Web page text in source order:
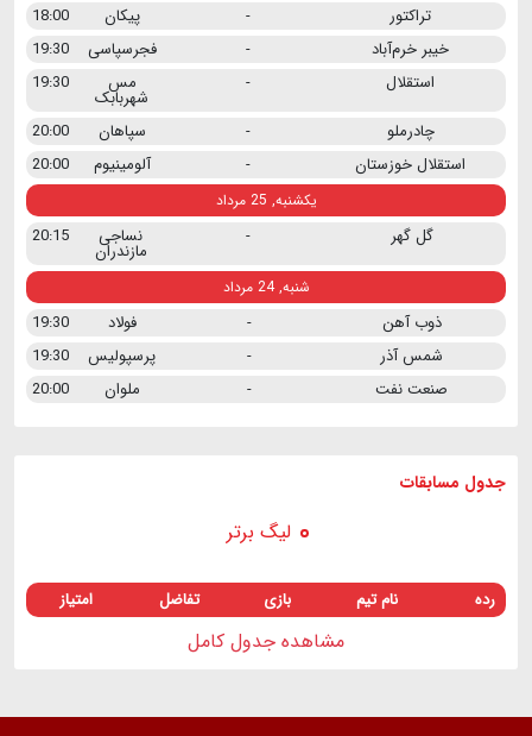
تراکتور - پیکان
18:00
خیبر خرم‌آباد
- فجرسپاسی
19:30
استقلال
- مس
شهربابک
19:30
چادرملو
- سپاهان
20:00
استقلال خوزستان
- آلومینیوم 20:00
یکشنبه, 25 مرداد
گل گهر - نساجی
مازندران
20:15
شنبه, 24 مرداد
ذوب آهن - فولاد
19:30
شمس آذر
- پرسپولیس
19:30
صنعت نفت
- ملوان 20:00
جدول مسابقات
لیگ برتر
رده نام تیم بازی تفاضل امتیاز
مشاهده جدول کامل